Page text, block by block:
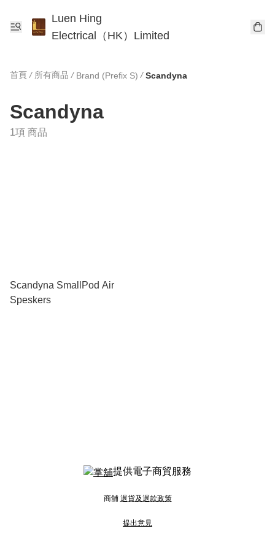
Luen Hing
Electrical（HK）Limited
首頁 / 所有商品 / Brand (Prefix S) / Scandyna
Scandyna
1項 商品
Scandyna SmallPod Air
Speskers
提供電子商貿服務
商舖 退貨及退款政策
提出意見